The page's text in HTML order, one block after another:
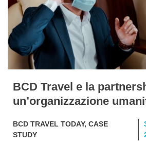
BCD Travel e la
un’organizzazione
BCD TRAVEL TODAY, CASE
STUDY